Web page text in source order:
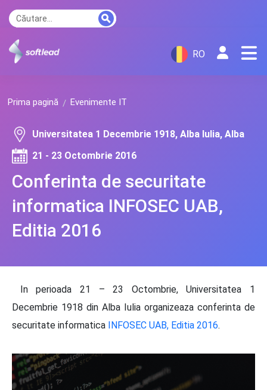
RO
Prima pagină Evenimente IT
Conferinta de securitate
informatica INFOSEC UAB,
Editia 2016
Universitatea 1 Decembrie 1918, Alba Iulia, Alba
21 - 23 Octombrie 2016
In perioada 21 – 23 Octombrie, Universitatea 1
Decembrie 1918 din Alba Iulia organizeaza conferinta de
securitate informatica INFOSEC UAB, Editia 2016.